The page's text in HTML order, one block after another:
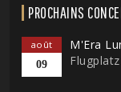
PROCHAINS
août
09
M'Era